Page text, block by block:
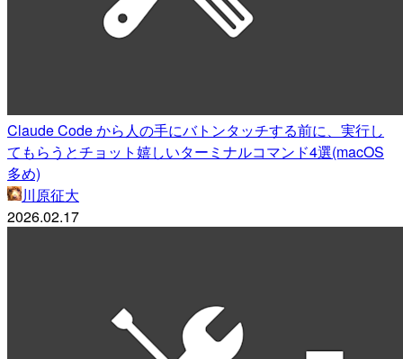
Claude Code から人の手にバトンタッチする前に、実行し
てもらうとチョット嬉しいターミナルコマンド4選(macOS
多め)
川原征大
2026.02.17